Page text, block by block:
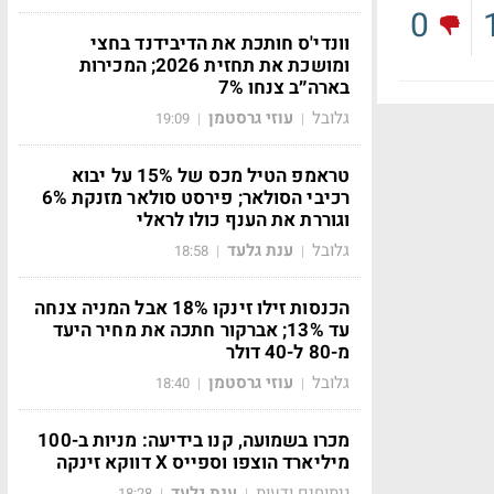
0
וונדי'ס חותכת את הדיבידנד בחצי
ומושכת את תחזית 2026; המכירות
בארה״ב צנחו 7%
גלובל | עוזי גרסטמן |
19:09
טראמפ הטיל מכס של 15% על יבוא
רכיבי הסולאר; פירסט סולאר מזנקת 6%
וגוררת את הענף כולו לראלי
גלובל | ענת גלעד |
18:58
הכנסות זילו זינקו 18% אבל המניה צנחה
עד 13%; אברקור חתכה את מחיר היעד
מ-80 ל-40 דולר
גלובל | עוזי גרסטמן |
18:40
מכרו בשמועה, קנו בידיעה: מניות ב-100
מיליארד הוצפו וספייס X דווקא זינקה